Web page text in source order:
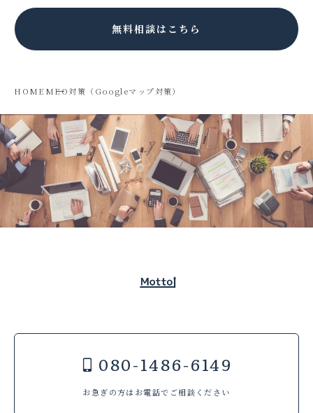
無料相談はこちら
HOME MEO対策（Googleマップ対策）
080-1486-6149
お急ぎの方はお電話でご相談ください